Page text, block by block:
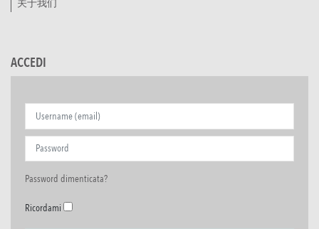
关于我们
ACCEDI
Password dimenticata?
Ricordami